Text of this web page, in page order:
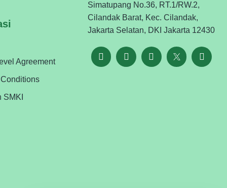
Agreement
SMKI
Simatupang No.36, RT.1/RW.2,
Cilandak Barat, Kec. Cilandak,
Jakarta Selatan, DKI Jakarta 12430